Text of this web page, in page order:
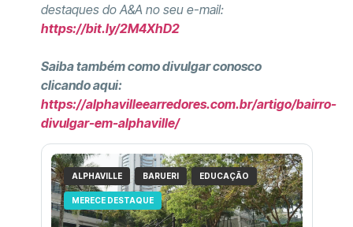
destaques do A&A no seu e-mail:
https://bit.ly/2M4XhD2
Saiba também como divulgar conosco
clicando aqui:
https://alphavilleearredores.com.br/artigo/bairro-
divulgar-em-alphaville/
ALPHAVILLE BARUERI EDUCAÇÃO
MERECE DESTAQUE